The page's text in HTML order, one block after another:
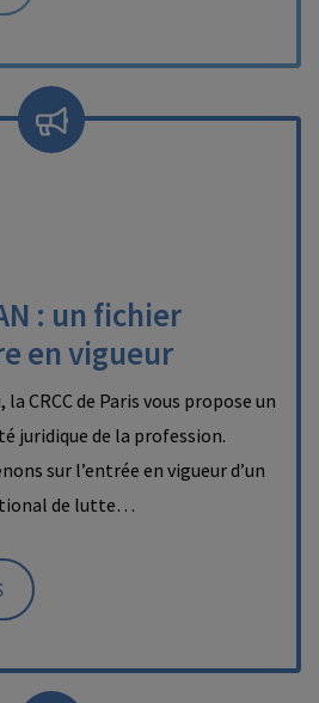
: un fichier
en vigueur
CRCC de Paris vous propose un
juridique de la profession.
sur l’entrée en vigueur d’un
de lutte…